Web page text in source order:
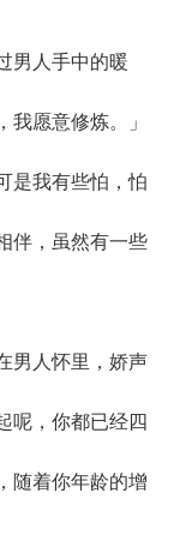
人手中的暖
愿意修炼。」
我有些怕，怕
伴，虽然有一些
人怀里，娇声
呢，你都已经四
随着你年龄的增